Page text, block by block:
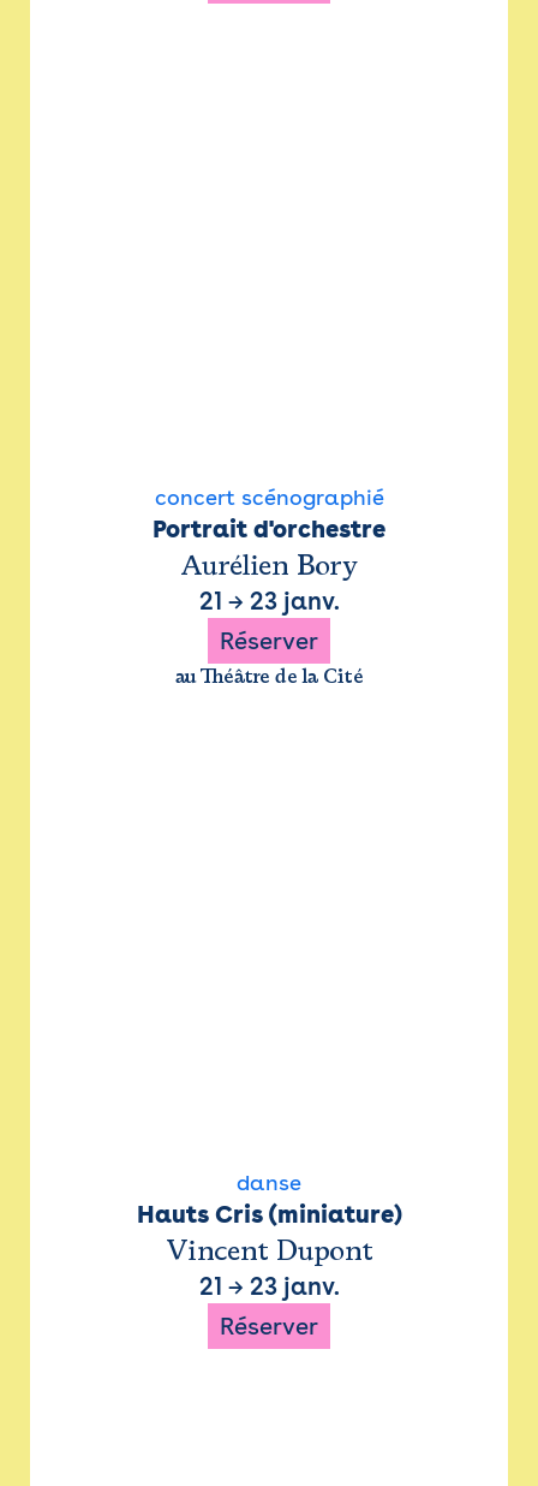
concert scénographié
Portrait d'orchestre
Aurélien Bory
21 → 23 janv.
Réserver
au Théâtre de la Cité
danse
Hauts Cris (miniature)
Vincent Dupont
21 → 23 janv.
Réserver